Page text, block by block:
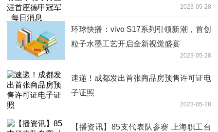
2023-05-28
环球快播：vivo S17系列引领新潮，首创
粒子水墨工艺开启全新视觉盛宴
2023-05-28
速递！成都发出首张商品房预售许可证电
子证照
2023-05-28
【播资讯】85支代表队参赛 上海职工台